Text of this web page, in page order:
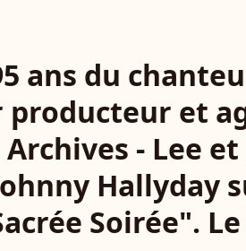
ans du
producteur et
- Lee
Hallyday
Soirée".